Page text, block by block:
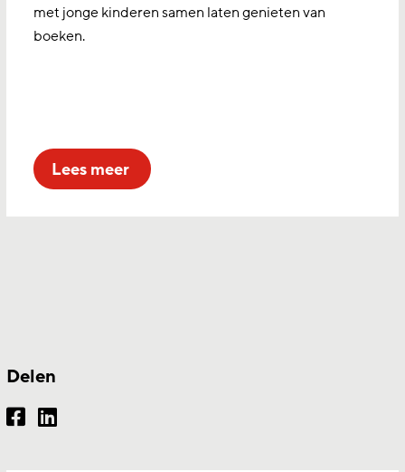
met jonge kinderen samen laten genieten van
boeken.
lees meer
Delen